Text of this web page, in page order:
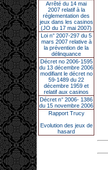
Arrêté du 14 mai
2007 relatif à la
réglementation des
jeux dans les casinos
(JO du 17 mai 2007)
Loi n° 2007-297 du 5
mars 2007 relative à
la prévention de la
délinquance
Décret no 2006-1595
du 13 décembre 2006
modifiant le décret no
59-1489 du 22
décembre 1959 et
relatif aux casinos
Décret n° 2006- 1386
du 15 novembre 2006
Rapport Trucy
Evolution des jeux de
hasard